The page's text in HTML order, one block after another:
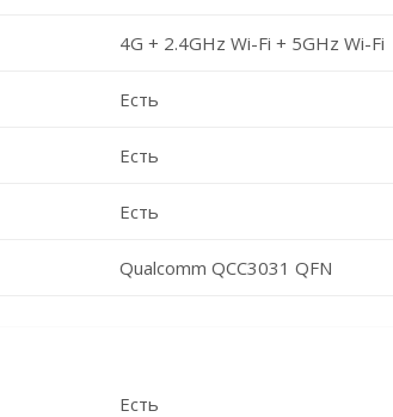
4G + 2.4GHz Wi-Fi + 5GHz Wi-Fi
Есть
Есть
Есть
Qualcomm QCC3031 QFN
Есть